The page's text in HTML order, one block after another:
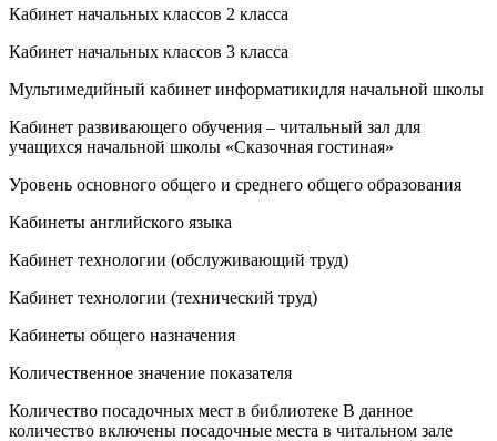
Кабинет начальных классов 2 класса
Кабинет начальных классов 3 класса
Мультимедийный кабинет информатикидля начальной школы
Кабинет развивающего обучения – читальный зал для
учащихся начальной школы «Сказочная гостиная»
Уровень основного общего и среднего общего образования
Кабинеты английского языка
Кабинет технологии (обслуживающий труд)
Кабинет технологии (технический труд)
Кабинеты общего назначения
Количественное значение показателя
Количество посадочных мест в библиотеке В данное
количество включены посадочные места в читальном зале